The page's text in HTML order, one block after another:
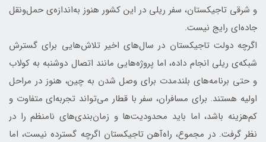
و شرقی تاجیکستان، سفر ریلی در این کشور هنوز به‌اندازه‌ی حمل‌ونقل
جاده‌ای رایج نیست.
اگرچه دولت تاجیکستان در سال‌های اخیر تلاش‌هایی برای گسترش
شبکه‌ی ریلی انجام داده، اما پروژه‌هایی مانند اتصال دوشنبه به کولاب
و حتی برنامه‌های بلندمدت برای وصل شدن به چین، هنوز در مراحل
اولیه هستند. برای مسافران، سفر با قطار می‌تواند تجربه‌ای متفاوت و
کم‌هزینه باشد، اما باید محدودیت‌ها و زمان‌بندی‌های نامنظم را در
نظر گرفت. در مجموع، راه‌آهن تاجیکستان اگرچه گسترده نیست، اما